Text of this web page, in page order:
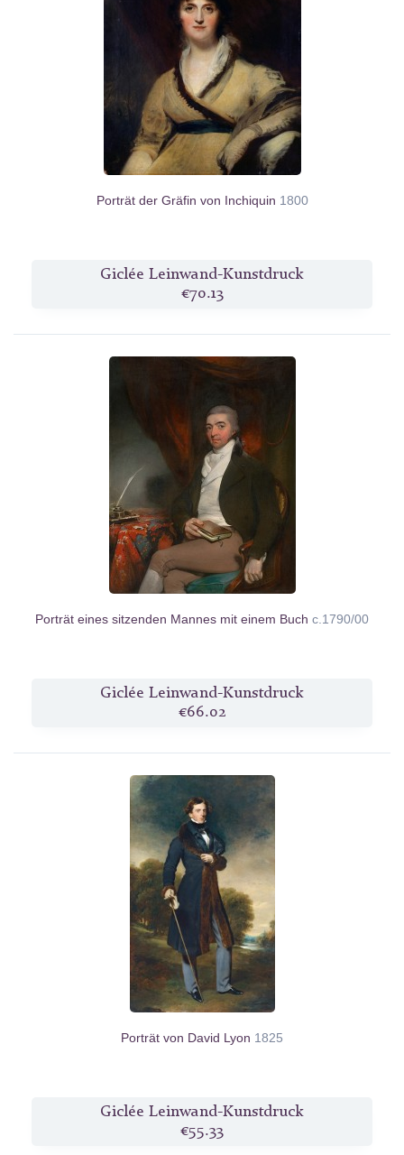
Porträt der Gräfin von Inchiquin 1800
Giclée Leinwand-Kunstdruck
€70.13
Porträt eines sitzenden Mannes mit einem Buch c.1790/00
Giclée Leinwand-Kunstdruck
€66.02
Porträt von David Lyon 1825
Giclée Leinwand-Kunstdruck
€55.33